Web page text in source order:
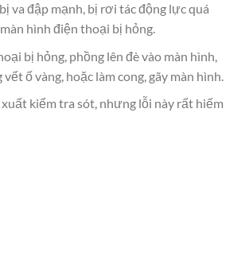
va đập mạnh, bị rơi tác động lực quá
hình điện thoại bị hỏng.
bị hỏng, phồng lên đè vào màn hình,
ố vàng, hoặc làm cong, gãy màn hình.
kiểm tra sót, nhưng lỗi này rất hiếm